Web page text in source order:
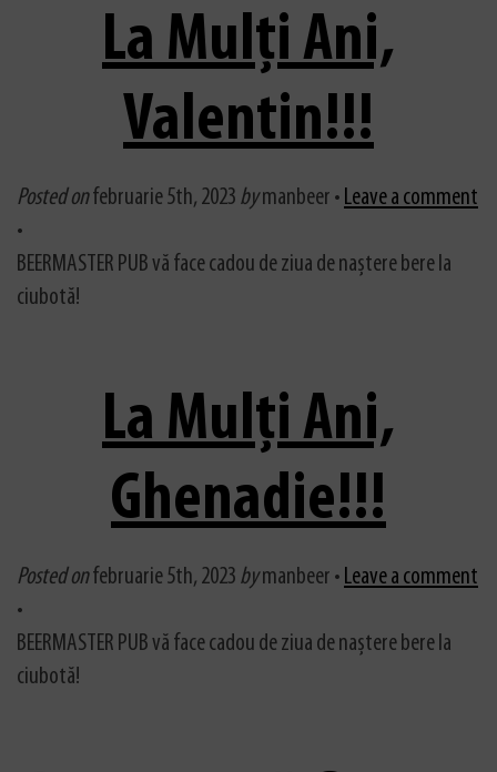
La Mulți Ani,
Valentin!!!
Posted onfebruarie 5th, 2023 bymanbeer • Leave a comment
•
BEERMASTER PUB vă face cadou de ziua de naștere bere la
ciubotă!
La Mulți Ani,
Ghenadie!!!
Posted onfebruarie 5th, 2023 bymanbeer • Leave a comment
•
BEERMASTER PUB vă face cadou de ziua de naștere bere la
ciubotă!